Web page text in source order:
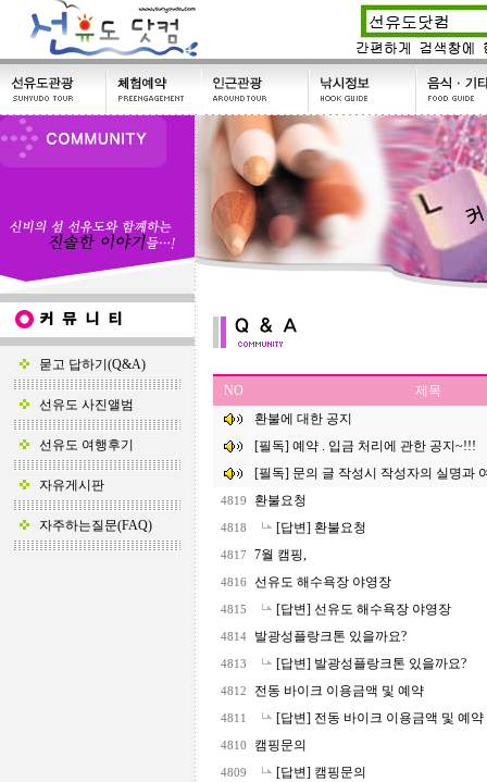
묻고 답하기(Q&A)
선유도 사진앨범
선유도 여행후기
자유게시판
자주하는질문(FAQ)
NO
제목
환불에 대한 공지
[필독] 예약 . 입금 처리에 관한 공지~!!!
[필독] 문의 글 작성시 작성자의 실명과
4819 환불요청
4818 [답변] 환불요청
4817 7월 캠핑,
4816 선유도 해수욕장 야영장
4815 [답변] 선유도 해수욕장 야영장
4814 발광성플랑크톤 있을까요?
4813 [답변] 발광성플랑크톤 있을까요?
4812 전동 바이크 이용금액 및 예약
4811 [답변] 전동 바이크 이용금액 및 예약
4810 캠핑문의
4809 [답변] 캠핑문의